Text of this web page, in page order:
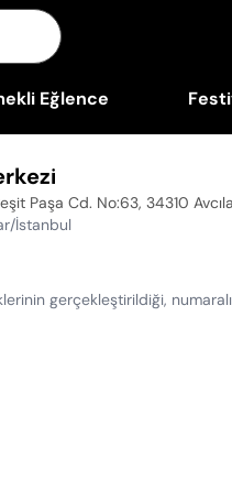
Eğlence
Paşa Cd. No:63, 34310
İstanbul
gerçekleştirildiği,